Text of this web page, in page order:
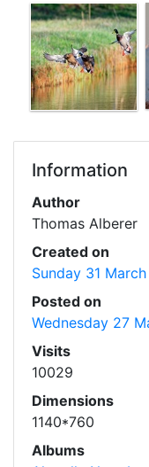
Information
Author
Thomas Alberer
Created on
Sunday 31
Posted on
Wednesday 27
Visits
10029
Dimensions
1140*760
Albums